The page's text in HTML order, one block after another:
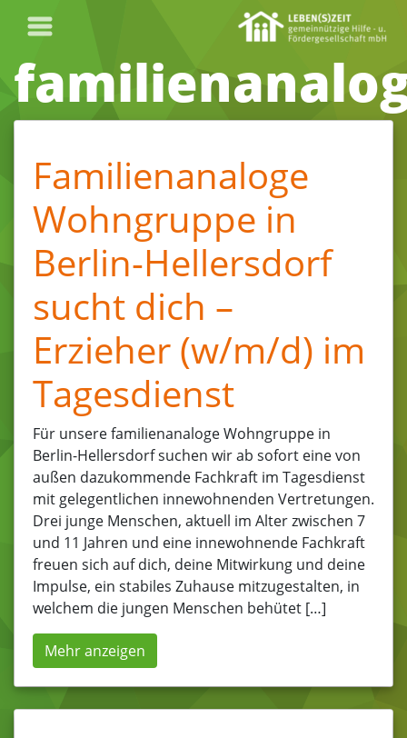
Familienanaloge
Wohngruppe in
Berlin-Hellersdorf
sucht dich –
Erzieher (w/m/d) im
Tagesdienst
Für unsere familienanaloge Wohngruppe in
Berlin-Hellersdorf suchen wir ab sofort eine von
außen dazukommende Fachkraft im Tagesdienst
mit gelegentlichen innewohnenden Vertretungen.
Drei junge Menschen, aktuell im Alter zwischen 7
und 11 Jahren und eine innewohnende Fachkraft
freuen sich auf dich, deine Mitwirkung und deine
Impulse, ein stabiles Zuhause mitzugestalten, in
welchem die jungen Menschen behütet […]
Mehr anzeigen